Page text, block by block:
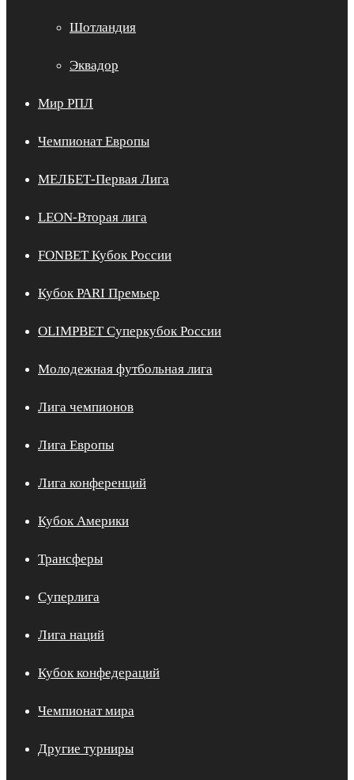
Шотландия
Эквадор
Мир РПЛ
Чемпионат Европы
МЕЛБЕТ-Первая Лига
LEON-Вторая лига
FONBET Кубок России
Кубок PARI Премьер
OLIMPBET Суперкубок России
Молодежная футбольная лига
Лига чемпионов
Лига Европы
Лига конференций
Кубок Америки
Трансферы
Суперлига
Лига наций
Кубок конфедераций
Чемпионат мира
Другие турниры